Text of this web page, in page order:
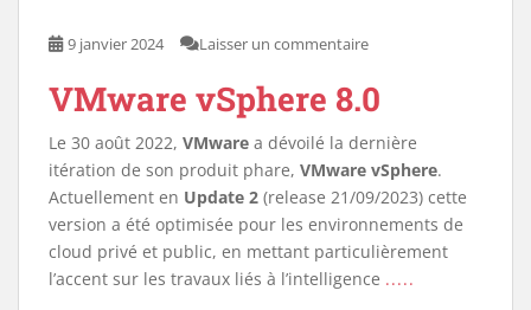
9 janvier 2024 Laisser un commentaire
VMware vSphere 8.0
Le 30 août 2022, VMware a dévoilé la dernière
itération de son produit phare, VMware vSphere.
Actuellement en Update 2 (release 21/09/2023) cette
version a été optimisée pour les environnements de
cloud privé et public, en mettant particulièrement
l’accent sur les travaux liés à l’intelligence .....